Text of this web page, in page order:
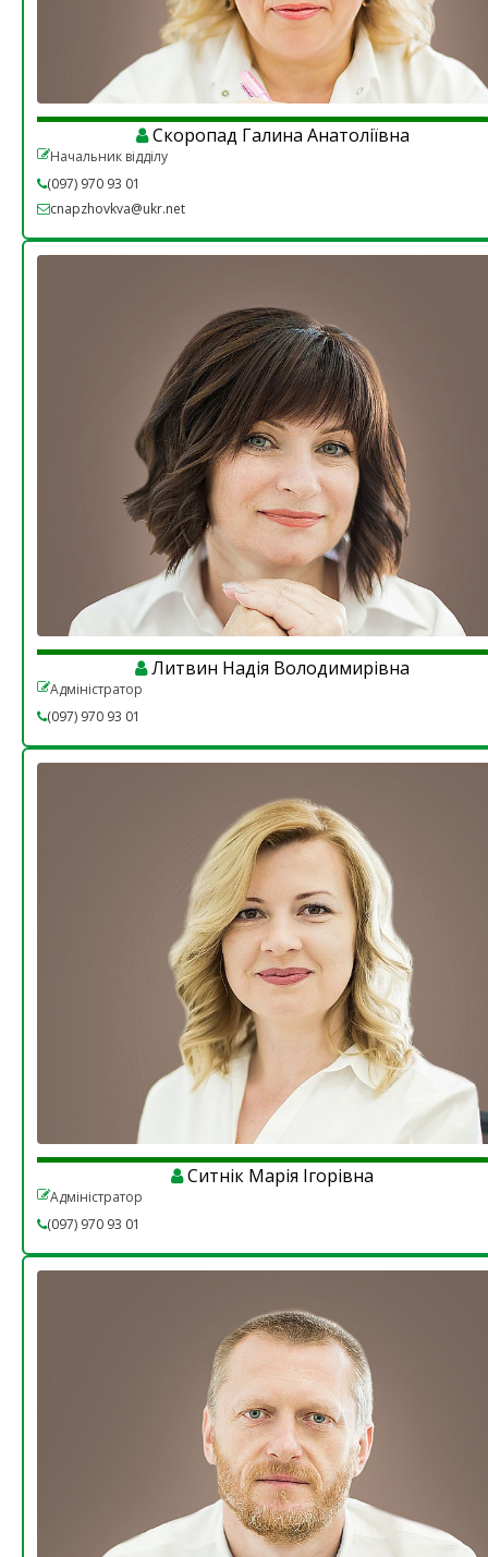
Скоропад Галина Анатоліївна
Начальник відділу
(097) 970 93 01
cnapzhovkva@ukr.net
Литвин Надія Володимирівна
Адміністратор
(097) 970 93 01
Ситнік Марія Ігорівна
Адміністратор
(097) 970 93 01